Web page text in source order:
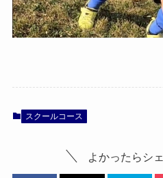
スクールコース
よかったらシ